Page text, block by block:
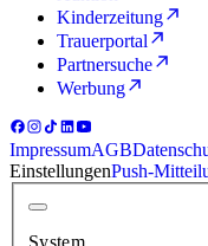
Kinderzeitung
Trauerportal
Partnersuche
Werbung
ImpressumAGB
EinstellungenPush-